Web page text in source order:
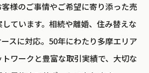
様のご事情やご希望に寄り添った売
ています。相続や離婚、住み替えな
スに対応。50年にわたり多摩エリア
ワークと豊富な取引実績で、大切な